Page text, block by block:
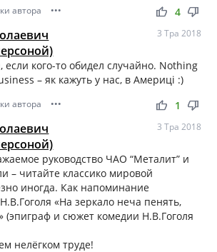
автора ••• thumb_up thumb_down
4
3 Тра 2018
кого-то обидел случайно. Nothing
– як кажуть у нас, в Америці :)
автора ••• thumb_up thumb_down
1
3 Тра 2018
руководство ЧАО “Металит” и
– читайте классико мировой
иногда. Как напоминание
«На зеркало неча пенять,
(эпиграф и сюжет комедии Н.В.Гоголя
нелёгком труде!